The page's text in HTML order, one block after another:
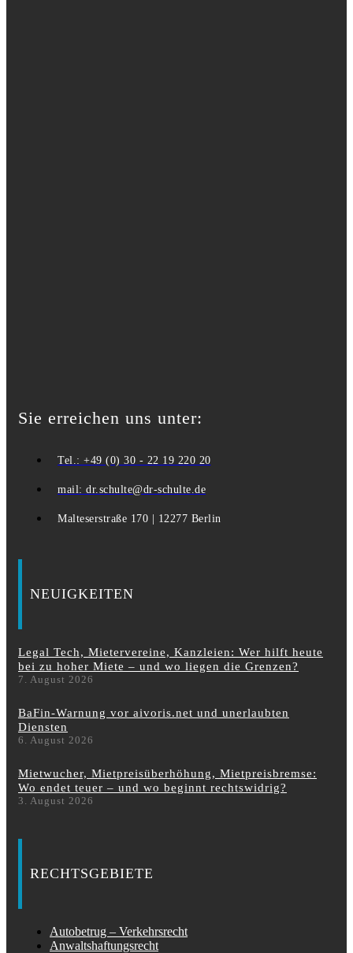
Sie erreichen uns unter:
Tel.: +49 (0) 30 - 22 19 220 20
mail: dr.schulte@dr-schulte.de
Malteserstraße 170 | 12277 Berlin
NEUIGKEITEN
Legal Tech, Mietervereine, Kanzleien: Wer hilft heute
bei zu hoher Miete – und wo liegen die Grenzen?
7. August 2026
BaFin-Warnung vor aivoris.net und unerlaubten
Diensten
6. August 2026
Mietwucher, Mietpreisüberhöhung, Mietpreisbremse:
Wo endet teuer – und wo beginnt rechtswidrig?
3. August 2026
RECHTSGEBIETE
Autobetrug – Verkehrsrecht
Anwaltshaftungsrecht